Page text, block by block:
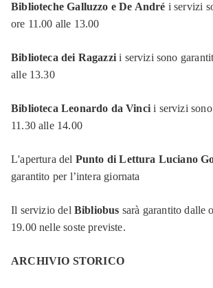
Biblioteche Galluzzo e De André i servizi
ore 11.00 alle 13.00
Biblioteca dei Ragazzii servizi sono
alle 13.30
Biblioteca Leonardo da Vincii servizi
11.30 alle 14.00
L'apertura del Punto di Lettura Luciano
garantito per l’intera giornata
Il servizio del Bibliobus sarà garantito dalle
19.00 nelle soste previste.
ARCHIVIO STORICO